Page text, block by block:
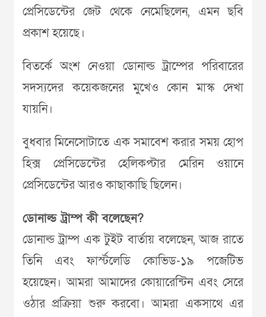
প্রেসিডেন্টের জেট থেকে নেমেছিলেন, এমন ছবি
প্রকাশ হয়েছে।
বিতর্কে অংশ নেওয়া ডোনাল্ড ট্রাম্পের পরিবারের
সদস্যদের কয়েকজনের মুখেও কোন মাস্ক দেখা
যায়নি।
বুধবার মিনেসোটাতে এক সমাবেশ করার সময় হোপ
হিক্স প্রেসিডেন্টের হেলিকপ্টার মেরিন ওয়ানে
প্রেসিডেন্টের আরও কাছাকাছি ছিলেন।
ডোনাল্ড ট্রাম্প কী বলেছেন?
ডোনাল্ড ট্রাম্প এক টুইট বার্তায় বলেছেন, আজ রাতে
তিনি এবং ফার্স্টলেডি কোভিড-১৯ পজেটিভ
হয়েছেন। আমরা আমাদের কোয়ারেন্টিন এবং সেরে
ওঠার প্রক্রিয়া শুরু করবো। আমরা একসাথে এর